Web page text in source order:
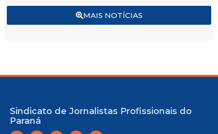
MAIS NOTÍCIAS
Sindicato de Jornalistas Profissionais do
Paraná